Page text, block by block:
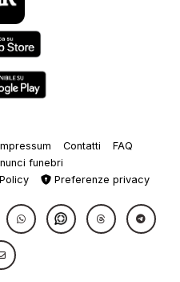
Contatti
FAQ
funebri
Preferenze privacy